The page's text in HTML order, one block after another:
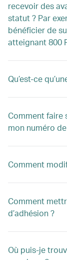
recevoir des
statut ? Par
bénéficier de
atteignant 800
Qu’est-ce
Comment faire
mon numéro
Comment
Comment
d’adhésion ?
Où puis-je